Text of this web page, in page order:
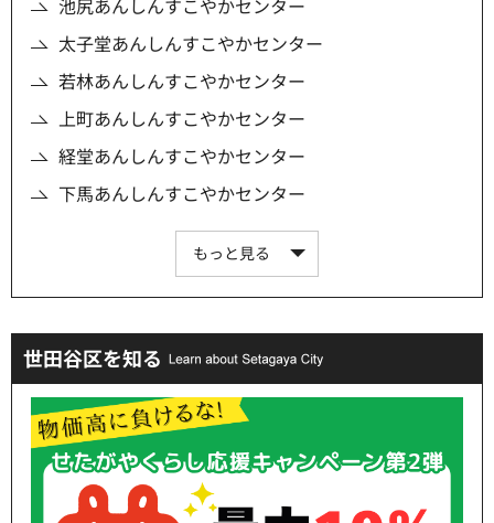
太子堂あんしんすこやかセンター
若林あんしんすこやかセンター
上町あんしんすこやかセンター
経堂あんしんすこやかセンター
下馬あんしんすこやかセンター
もっと見る
世田谷区を知る